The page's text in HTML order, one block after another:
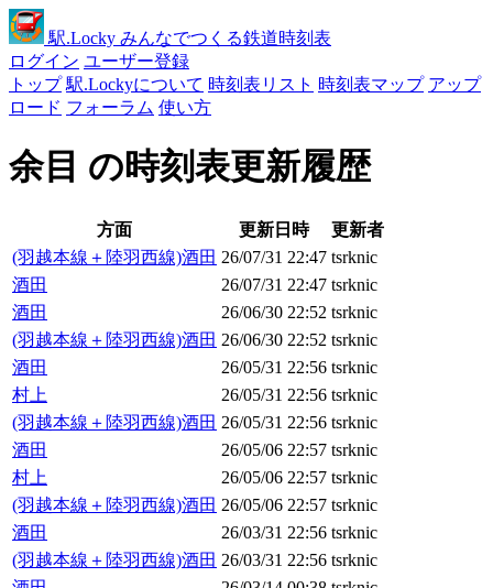
駅.Locky みんなでつくる鉄道時刻表
ログイン ユーザー登録
トップ 駅.Lockyについて 時刻表リスト 時刻表マップ アップ
ロード フォーラム 使い方
余目 の時刻表更新履歴
方面 更新日時
更新者
(羽越本線＋陸羽西線)酒田 26/07/31 22:47 tsrknic
酒田
26/07/31 22:47 tsrknic
酒田
26/06/30 22:52 tsrknic
(羽越本線＋陸羽西線)酒田 26/06/30 22:52 tsrknic
酒田
26/05/31 22:56 tsrknic
村上
26/05/31 22:56 tsrknic
(羽越本線＋陸羽西線)酒田 26/05/31 22:56 tsrknic
酒田
26/05/06 22:57 tsrknic
村上
26/05/06 22:57 tsrknic
(羽越本線＋陸羽西線)酒田 26/05/06 22:57 tsrknic
酒田
26/03/31 22:56 tsrknic
(羽越本線＋陸羽西線)酒田 26/03/31 22:56 tsrknic